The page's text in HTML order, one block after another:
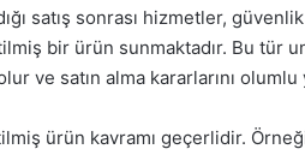
satış sonrası hizmetler,
bir ürün sunmaktadır. Bu tür
ve satın alma kararlarını
ürün kavramı geçerlidir.